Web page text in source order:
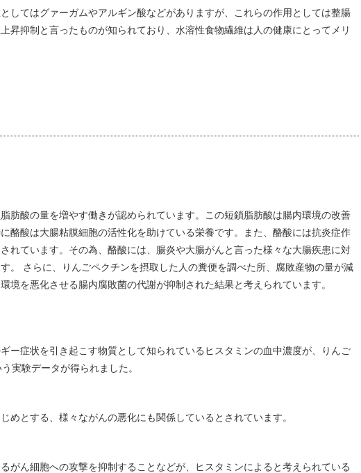
してはグァーガムやアルギン酸などがありますが、これらの作用としては整腸
昇抑制と言ったものが知られており、水溶性食物繊維は人の健康にとってメリ
肪酸の量を増やす働きが認められています。この短鎖脂肪酸は腸内環境の改善
酪酸は大腸粘膜細胞の活性化を助けている栄養です。また、酪酸には抗炎症作
れています。その為、酪酸には、腸炎や大腸がんと言った様々な大腸疾患に対
。 さらに、りんごペクチンを摂取した人の糞便を調べた所、腐敗産物の量が減
境を悪化させる腸内腐敗菌の代謝が抑制された結果と考えられています。
ー症状を引き起こす物質として知られているヒスタミンの血中濃度が、りんご
実験データが得られました。
めとする、様々ながんの悪化にも関係しているとされています。
がん細胞への攻撃を抑制することなどが、ヒスタミンによると考えられている